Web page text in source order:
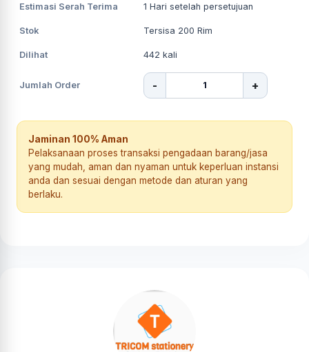
Estimasi Serah Terima 1 Hari setelah persetujuan
Stok Tersisa 200 Rim
Dilihat 442 kali
Jumlah Order - +
Jaminan 100% Aman
Pelaksanaan proses transaksi pengadaan barang/jasa
yang mudah, aman dan nyaman untuk keperluan instansi
anda dan sesuai dengan metode dan aturan yang
berlaku.